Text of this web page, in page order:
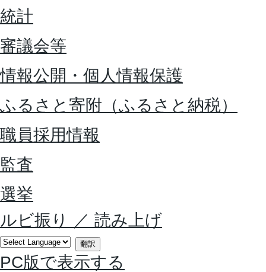
統計
審議会等
情報公開・個人情報保護
ふるさと寄附（ふるさと納税）
職員採用情報
監査
選挙
ルビ振り
／ 読み上げ
翻訳
PC版で表示する